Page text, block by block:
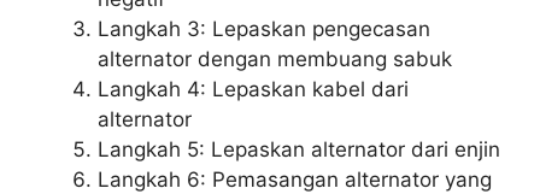
Langkah 3: Lepaskan pengecasan
alternator dengan membuang sabuk
Langkah 4: Lepaskan kabel dari
alternator
Langkah 5: Lepaskan alternator dari enjin
Langkah 6: Pemasangan alternator yang